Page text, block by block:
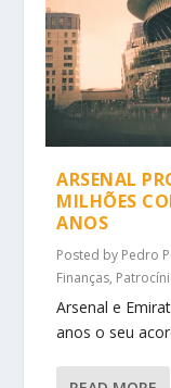
ARSENAL
MILHÕES
ANOS
Posted by Pedro
Finanças,
Arsenal e
anos o seu